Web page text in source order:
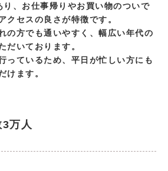
、お仕事帰りやお買い物のついで
クセスの良さが特徴です。
の方でも通いやすく、幅広い年代の
だいております。
っているため、平日が忙しい方にも
けます。
万人